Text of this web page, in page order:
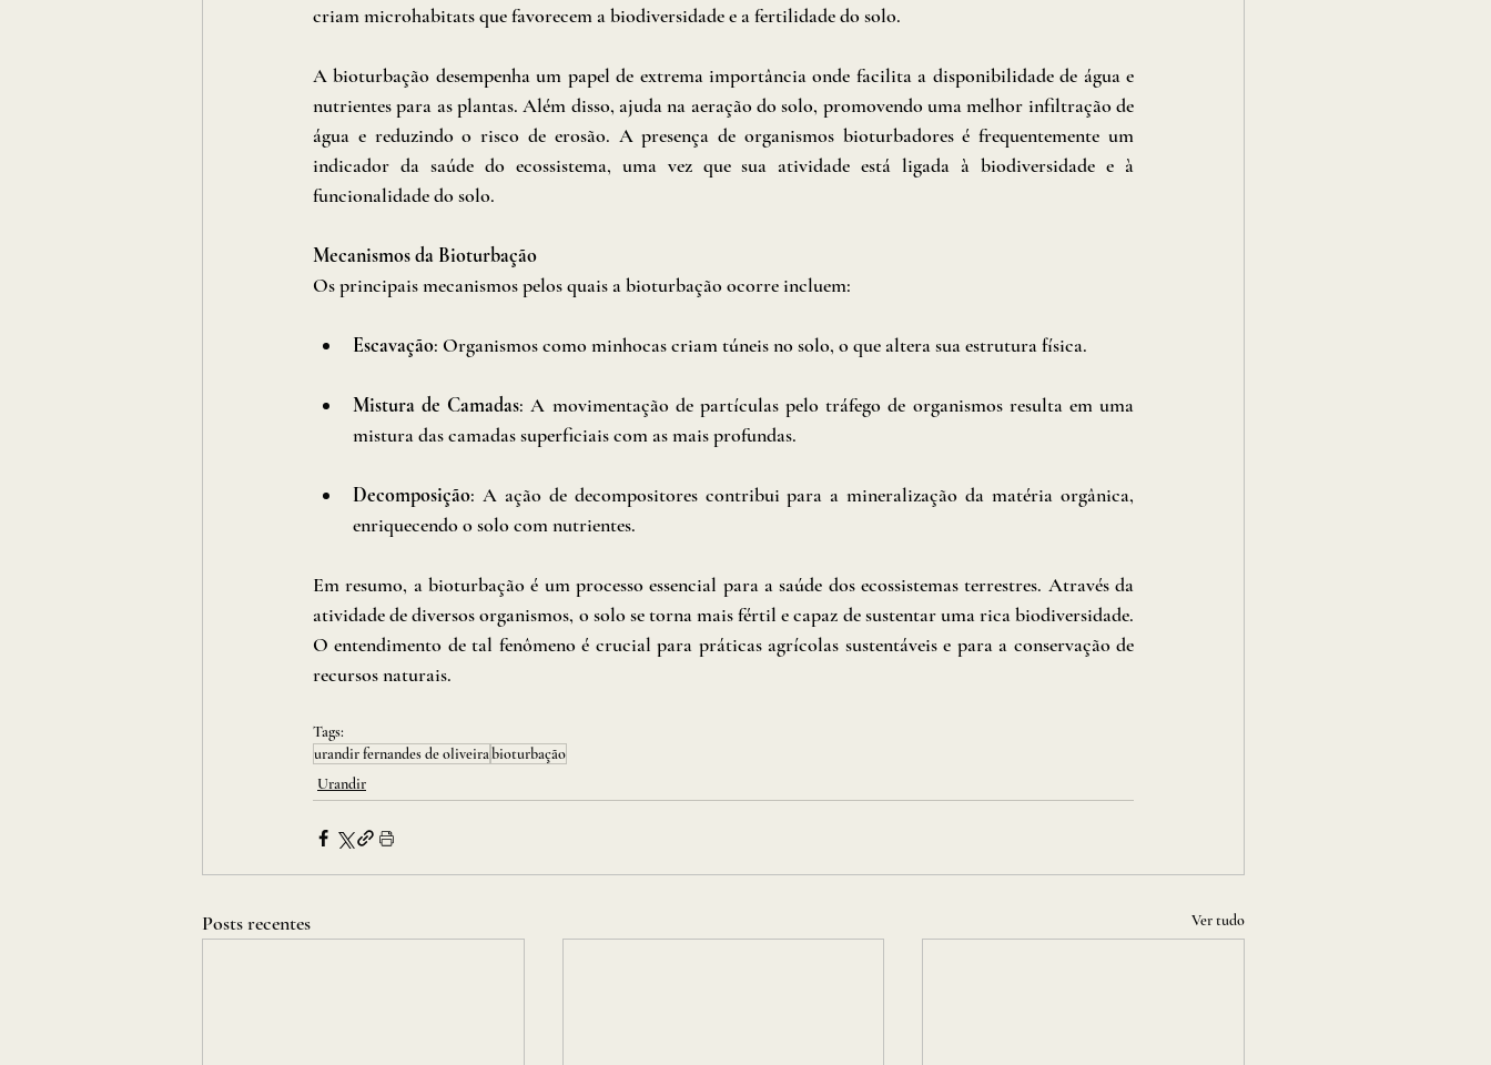
criam microhabitats que favorecem a biodiversidade e a fertilidade do solo.
A bioturbação desempenha um papel de extrema importância onde facilita a disponibilidade de água e
nutrientes para as plantas. Além disso, ajuda na aeração do solo, promovendo uma melhor infiltração de
água e reduzindo o risco de erosão. A presença de organismos bioturbadores é frequentemente um
indicador da saúde do ecossistema, uma vez que sua atividade está ligada à biodiversidade e à
funcionalidade do solo.
Mecanismos da Bioturbação
Os principais mecanismos pelos quais a bioturbação ocorre incluem:
Escavação: Organismos como minhocas criam túneis no solo, o que altera sua estrutura física.
Mistura de Camadas: A movimentação de partículas pelo tráfego de organismos resulta em uma
mistura das camadas superficiais com as mais profundas.
Decomposição: A ação de decompositores contribui para a mineralização da matéria orgânica,
enriquecendo o solo com nutrientes.
Em resumo, a bioturbação é um processo essencial para a saúde dos ecossistemas terrestres. Através da
atividade de diversos organismos, o solo se torna mais fértil e capaz de sustentar uma rica biodiversidade.
O entendimento de tal fenômeno é crucial para práticas agrícolas sustentáveis e para a conservação de
recursos naturais.
Tags:
urandir fernandes de oliveirabioturbação
Urandir
Posts recentes Ver tudo